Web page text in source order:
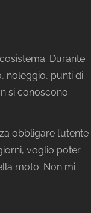
Durante
noleggio, punti di
si conoscono.
obbligare l’utente
voglio poter
moto. Non mi